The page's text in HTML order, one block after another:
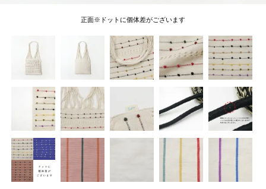
正面※ドットに個体差がございます